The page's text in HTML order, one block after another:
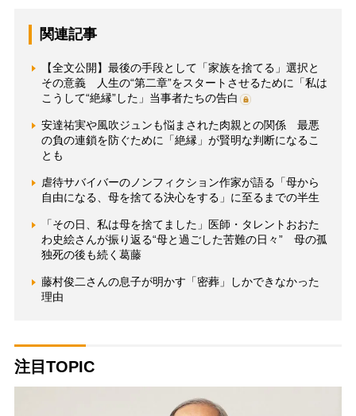
関連記事
【全文公開】最後の手段として「家族を捨てる」選択と
その意義 人生の“第二章”をスタートさせるために「私は
こうして“絶縁”した」当事者たちの告白
安達祐実や風吹ジュンも悩まされた肉親との関係 最悪
の負の連鎖を防ぐために「絶縁」が賢明な判断になるこ
とも
虐待サバイバーのノンフィクション作家が語る「母から
自由になる、母を捨てる決心をする」に至るまでの半生
「その日、私は母を捨てました」医師・タレントおおた
わ史絵さんが振り返る“母と過ごした苦難の日々” 母の孤
独死の後も続く葛藤
藤村俊二さんの息子が明かす「密葬」しかできなかった
理由
注目TOPIC